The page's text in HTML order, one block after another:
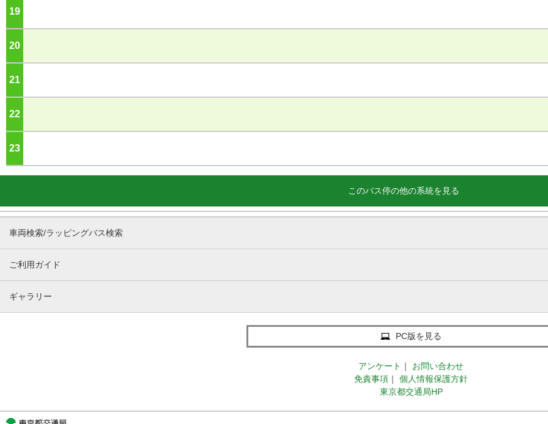
19
20
21
22
23
このバス停の他の系統を見る
車両検索/ラッピングバス検索
ご利用ガイド
ギャラリー
PC版を見る
アンケート ｜
お問い合わせ
免責事項 ｜
個人情報保護方針
東京都交通局HP